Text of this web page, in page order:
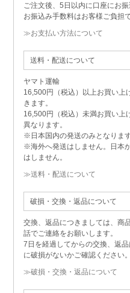
ご注文後、5日以内に口座にお振
お振込み手数料はお客様ご負担で
≫お支払い方法について
送料・配送について
ヤマト運輸
16,500円（税込）以上お買い上
きます。
16,500円（税込）未満お買い上
異なります。
※日本国内の発送のみとなります
※海外へ発送はしません。日本
はしません。
≫送料・配送について
破損・交換・返品について
交換、返品につきましては、商
話でご連絡をお願いします。
7日を経過してからの交換、返
に破損がないかご確認ください。
≫破損・交換・返品について